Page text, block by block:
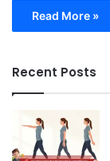
Read More »
Recent Posts